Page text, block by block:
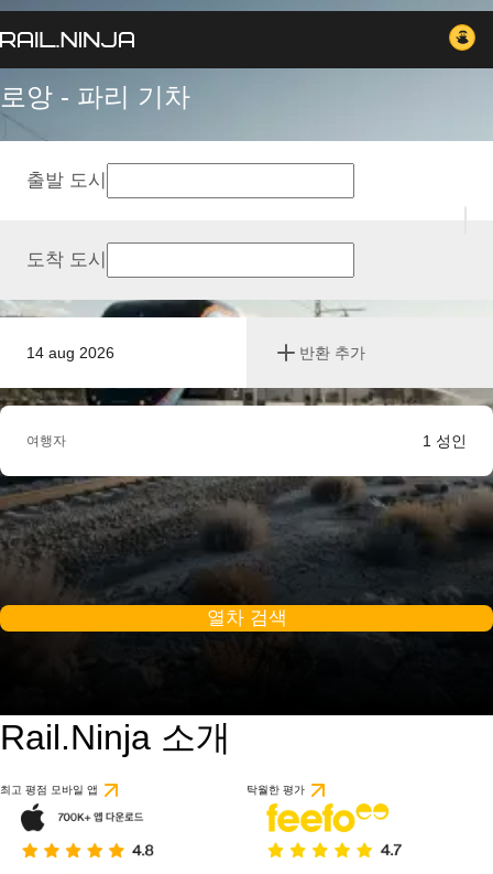
로앙 - 파리 기차
14 aug 2026 반환 추가
출발 도시
도착 도시
여행자 1 성인
열차 검색
Rail.Ninja 소개
최고 평점 모바일 앱 탁월한 평가 1개의 리뷰를 기반으